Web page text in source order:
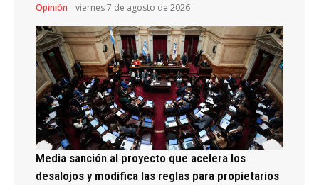
Opinión viernes 7 de agosto de 2026
Media sanción al proyecto que acelera los
desalojos y modifica las reglas para propietarios